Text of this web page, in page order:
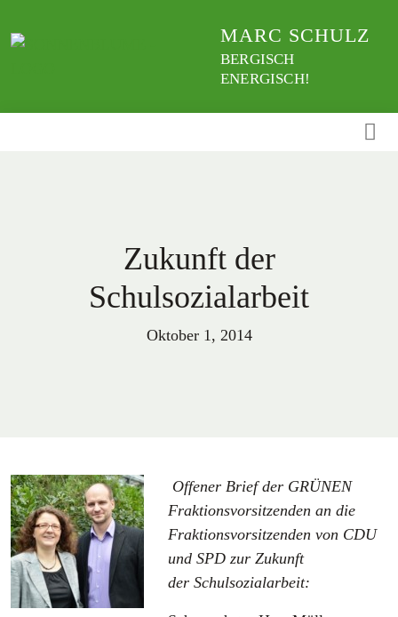
zum
MARC SCHULZ
BERGISCH
ENERGISCH!
Zukunft der
Schulsozialarbeit
Oktober 1, 2014
Offener Brief der GRÜNEN
Fraktionsvorsitzenden an die
Fraktionsvorsitzenden von CDU
und SPD zur Zukunft
der Schulsozialarbeit: